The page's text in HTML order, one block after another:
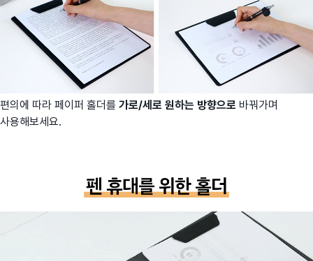
편의에 따라 페이퍼 홀더를 가로/세로 원하는 방향으로 바꿔가며
사용해보세요.